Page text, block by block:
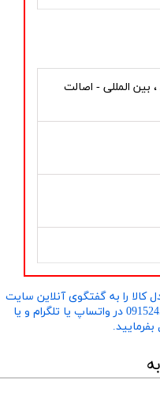
بین المللی - اصالت
کالا را به گفتگوی آنلاین سایت
​​​​​​​(سمت چپ پایین صفحه) و یا شماره 09152458635 در واتساپ یا تلگرام و یا